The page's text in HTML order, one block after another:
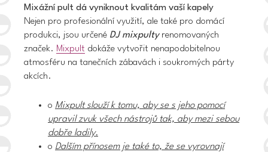
Mixážní pult dá vyniknout kvalitám vaší kapely
Nejen pro profesionální využití, ale také pro domácí
produkci, jsou určené DJ mixpulty renomovaných
značek. Mixpult dokáže vytvořit nenapodobitelnou
atmosféru na tanečních zábavách i soukromých párty
akcích.
o Mixpult slouží k tomu, aby se s jeho pomocí
upravil zvuk všech nástrojů tak, aby mezi sebou
dobře ladily.
o Dalším přínosem je také to, že se vyrovnají